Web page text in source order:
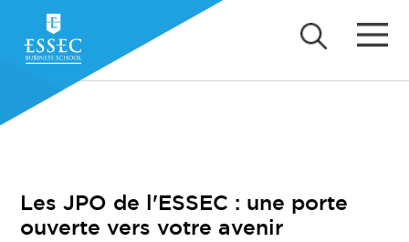
Les JPO de l'ESSEC : une porte
ouverte vers votre avenir